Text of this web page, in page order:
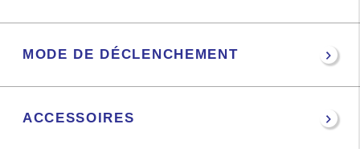
MODE DE DÉCLENCHEMENT
ACCESSOIRES